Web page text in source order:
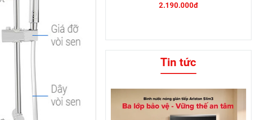
2.190.000đ
Tin tức